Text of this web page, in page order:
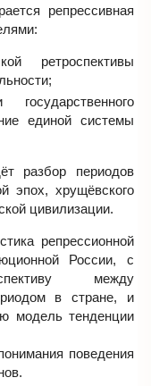
репрессивная
ретроспективы
единой системы
разбор периодов
эпох, хрущёвского
цивилизации.
репрессионной
России, с
между
в стране, и
модель тенденции
поведения